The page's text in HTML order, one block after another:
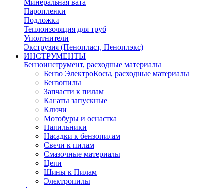
Минеральная вата
Паропленки
Подложки
Теплоизоляция для труб
Уполтнители
Экструзия (Пенопласт, Пеноплэкс)
ИНСТРУМЕНТЫ
Бензоинструмент, расходные материалы
Бензо ЭлектроКосы, расходные материалы
Бензопилы
Запчасти к пилам
Канаты запускные
Ключи
Мотобуры и оснастка
Напильники
Насадки к бензопилам
Свечи к пилам
Смазочные материалы
Цепи
Шины к Пилам
Электропилы